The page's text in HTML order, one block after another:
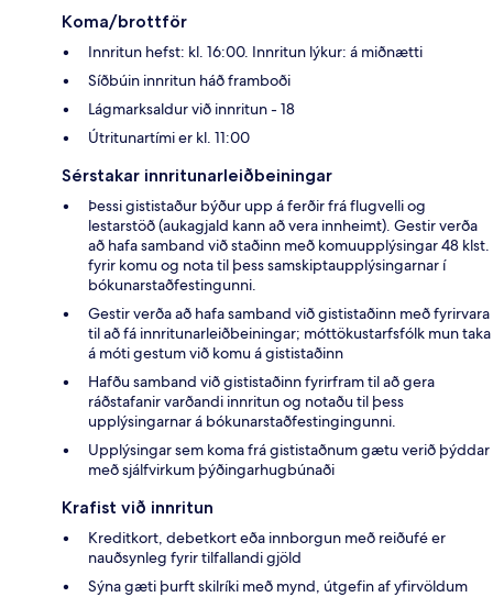
Koma/brottför
Innritun hefst: kl. 16:00. Innritun lýkur: á miðnætti
Síðbúin innritun háð framboði
Lágmarksaldur við innritun - 18
Útritunartími er kl. 11:00
Sérstakar innritunarleiðbeiningar
Þessi gististaður býður upp á ferðir frá flugvelli og
lestarstöð (aukagjald kann að vera innheimt). Gestir verða
að hafa samband við staðinn með komuupplýsingar 48 klst.
fyrir komu og nota til þess samskiptaupplýsingarnar í
bókunarstaðfestingunni.
Gestir verða að hafa samband við gististaðinn með fyrirvara
til að fá innritunarleiðbeiningar; móttökustarfsfólk mun taka
á móti gestum við komu á gististaðinn
Hafðu samband við gististaðinn fyrirfram til að gera
ráðstafanir varðandi innritun og notaðu til þess
upplýsingarnar á bókunarstaðfestingingunni.
Upplýsingar sem koma frá gististaðnum gætu verið þýddar
með sjálfvirkum þýðingarhugbúnaði
Krafist við innritun
Kreditkort, debetkort eða innborgun með reiðufé er
nauðsynleg fyrir tilfallandi gjöld
Sýna gæti þurft skilríki með mynd, útgefin af yfirvöldum